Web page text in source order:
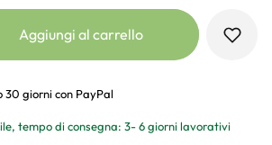
Aggiungi al carrello
30 giorni con PayPal
tempo di consegna: 3- 6 giorni lavorativi